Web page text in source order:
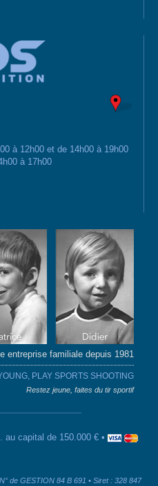
à 12h00 et de 14h00 à 19h00
à 17h00
entreprise familiale depuis 1981
PLAY SPORTS SHOOTING
Restez jeune, faites du tir sportif
au capital de 150.000 € •
de GESTION 84 B 691 • Siret : 328 847